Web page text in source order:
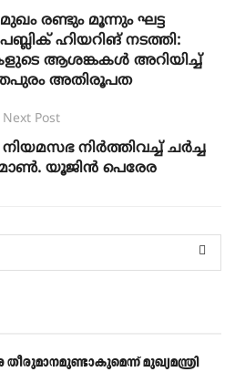
രണ്ടും മൂന്നും ഘട്ട
ഹിയറിങ് നടത്തി:
ആശങ്കകൾ അറിയിച്ച്
അതിരൂപത
Next Post
നിർത്തിവച്ച് ചർച്ച
യൂജിൻ പെരേര
മുഖ്യമന്ത്രി